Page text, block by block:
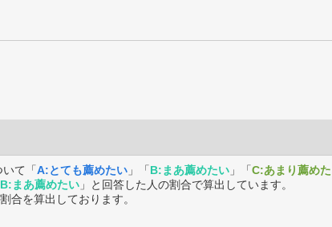
て「A:とても薦めたい 」「B:まあ薦めたい 」「C:あまり薦め
B:まあ薦めたい 」と回答した人の割合で算出しています。
合を算出しております。